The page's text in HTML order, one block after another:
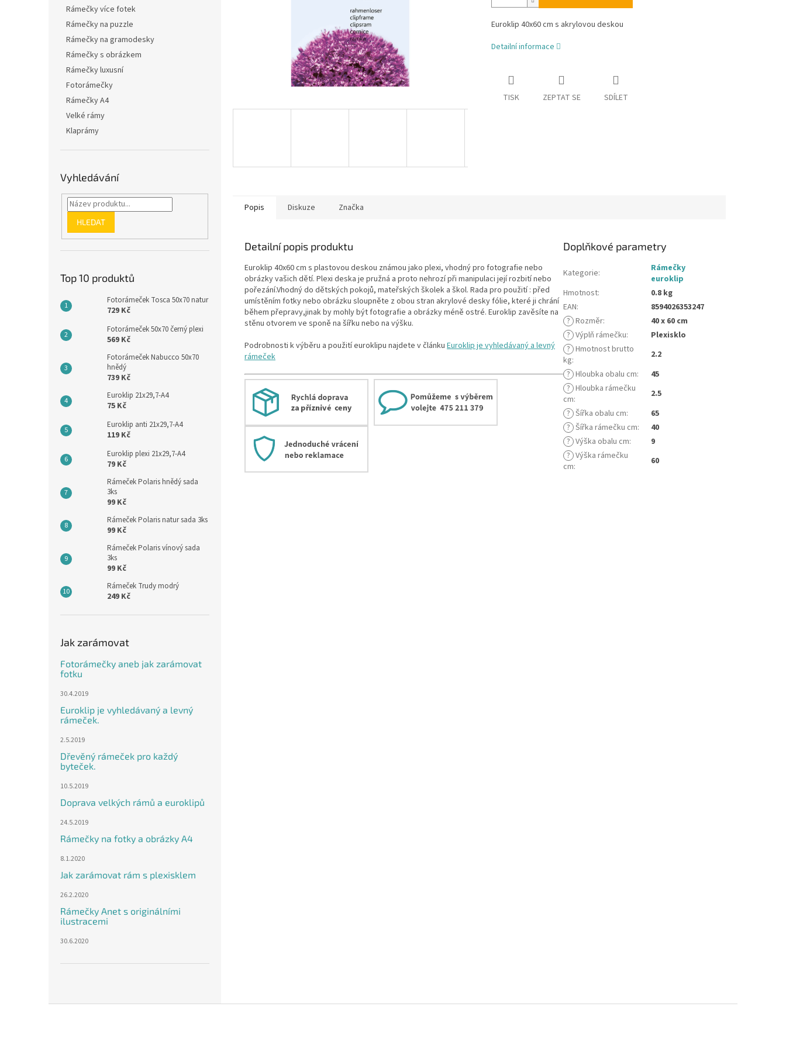
Rámečky více fotek
Rámečky na puzzle
Rámečky na gramodesky
Rámečky s obrázkem
Rámečky luxusní
Fotorámečky
Rámečky A4
Velké rámy
Klaprámy
Vyhledávání
HLEDAT
Top 10 produktů
Fotorámeček Tosca 50x70 natur
729 Kč
Fotorámeček 50x70 černý plexi
569 Kč
Fotorámeček Nabucco 50x70
hnědý
739 Kč
Euroklip 21x29,7-A4
75 Kč
Euroklip anti 21x29,7-A4
119 Kč
Euroklip plexi 21x29,7-A4
79 Kč
Rámeček Polaris hnědý sada
3ks
99 Kč
Rámeček Polaris natur sada 3ks
99 Kč
Rámeček Polaris vínový sada
3ks
99 Kč
Rámeček Trudy modrý
249 Kč
Jak zarámovat
Fotorámečky aneb jak zarámovat
fotku
30.4.2019
Euroklip je vyhledávaný a levný
rámeček.
2.5.2019
Dřevěný rámeček pro každý
byteček.
10.5.2019
Doprava velkých rámů a euroklipů
24.5.2019
Rámečky na fotky a obrázky A4
8.1.2020
Jak zarámovat rám s plexisklem
26.2.2020
Rámečky Anet s originálními
ilustracemi
30.6.2020
Euroklip 40x60 cm s akrylovou deskou
Detailní informace
TISK ZEPTAT SE SDÍLET
Popis Diskuze Značka
Detailní popis produktu
Euroklip 40x60 cm s plastovou deskou známou jako plexi, vhodný pro fotografie nebo
obrázky vašich dětí. Plexi deska je pružná a proto nehrozí při manipulaci její rozbití nebo
pořezání.Vhodný do dětských pokojů, mateřských školek a škol. Rada pro použití : před
umístěním fotky nebo obrázku sloupněte z obou stran akrylové desky fólie, které ji chrání
během přepravy,jinak by mohly být fotografie a obrázky méně ostré. Euroklip zavěsíte na
stěnu otvorem ve sponě na šířku nebo na výšku.
Podrobnosti k výběru a použití euroklipu najdete v článku Euroklip je vyhledávaný a levný
rámeček
Doplňkové parametry
Kategorie:
Rámečky
euroklip
Hmotnost:
0.8 kg
EAN:
8594026353247
? Rozměr:
40 x 60 cm
? Výplň rámečku:
Plexisklo
? Hmotnost brutto
kg:
2.2
? Hloubka obalu cm:
45
? Hloubka rámečku
cm:
2.5
? Šířka obalu cm:
65
? Šířka rámečku cm:
40
? Výška obalu cm:
9
? Výška rámečku
cm: 60